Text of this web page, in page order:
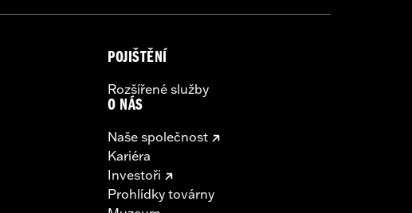
POJIŠTĚNÍ
Rozšířené služby
O NÁS
Naše společnost
Kariéra
Investoři
Prohlídky továrny